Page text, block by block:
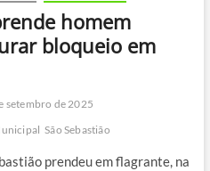
homem
bloqueio em
setembro de 2025
São Sebastião
prendeu em flagrante, na